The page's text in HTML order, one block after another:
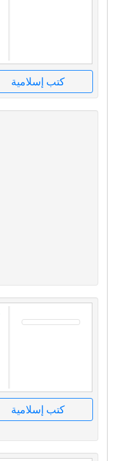
كتب إسلامية
كتب إسلامية